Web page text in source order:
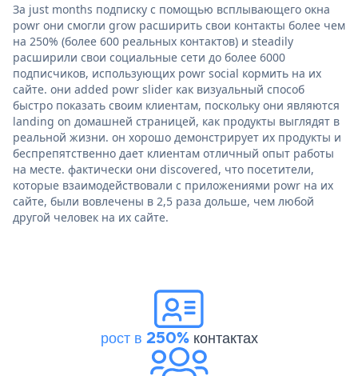
За just months подписку с помощью всплывающего окна
powr они смогли grow расширить свои контакты более чем
на 250% (более 600 реальных контактов) и steadily
расширили свои социальные сети до более 6000
подписчиков, использующих powr social кормить на их
сайте. они added powr slider как визуальный способ
быстро показать своим клиентам, поскольку они являются
landing on домашней страницей, как продукты выглядят в
реальной жизни. он хорошо демонстрирует их продукты и
беспрепятственно дает клиентам отличный опыт работы
на месте. фактически они discovered, что посетители,
которые взаимодействовали с приложениями powr на их
сайте, были вовлечены в 2,5 раза дольше, чем любой
другой человек на их сайте.
рост в 250%контактах